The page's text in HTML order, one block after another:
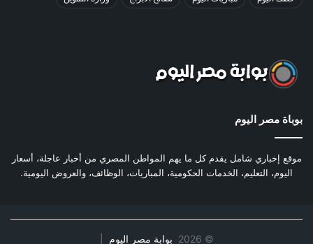
بوباة مصر اليوم
موقع إخباري شامل يقدم كل ما يهم المواطن المصري من أخبار عاجلة، أسعار
اليوم، التعليم، الخدمات الحكومية، المباريات، الوظائف، والعروض اليومية.
©
2026 بوابة مصر اليوم